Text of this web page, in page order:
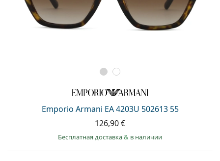
Emporio Armani EA 4203U 502613 55
126,90 €
Бесплатная доставка& в наличии